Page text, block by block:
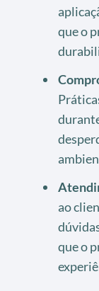
que o
ao
que o